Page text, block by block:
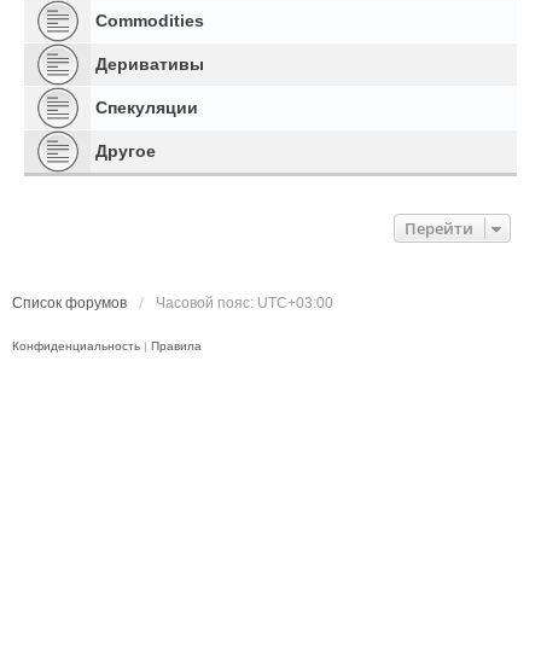
Commodities
Деривативы
Спекуляции
Другое
Перейти
Список форумов Часовой пояс: UTC+03:00
Конфиденциальность | Правила